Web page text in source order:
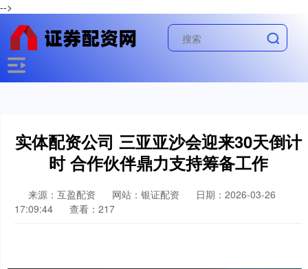
-->
实体配资公司 三亚亚沙会迎来30天倒计
时 合作伙伴鼎力支持筹备工作
来源：互盈配资 网站：银证配资
日期：2026-03-26
17:09:44
查看：217